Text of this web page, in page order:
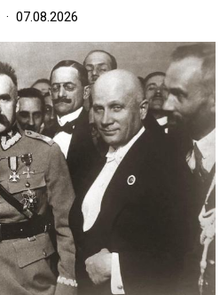
07.08.2026